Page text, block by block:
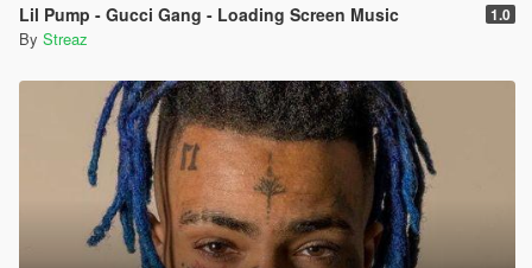
Lil Pump - Gucci Gang - Loading Screen Music 1.0
By Streaz